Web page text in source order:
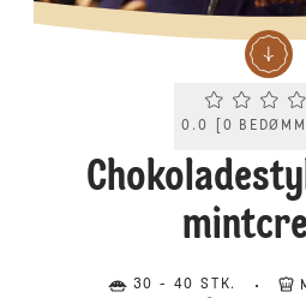
0.0 0
30 - 40 STK.